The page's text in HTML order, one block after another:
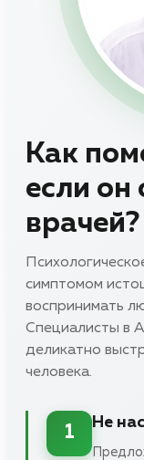
Как
если он
врачей?
симптомом
воспринимать
Специалисты в
деликатно
человека.
1
Не